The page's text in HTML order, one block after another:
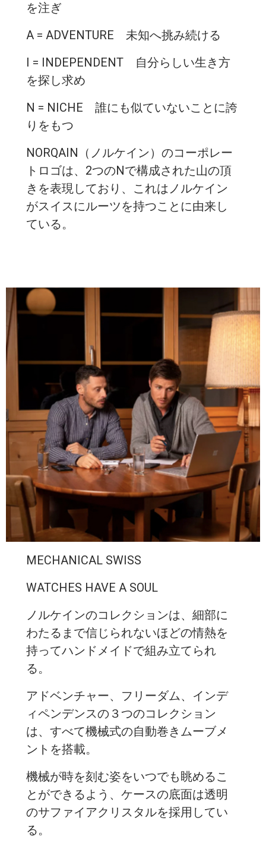
を注ぎ
A = ADVENTURE 未知へ挑み続ける
I = INDEPENDENT 自分らしい生き方
を探し求め
N = NICHE 誰にも似ていないことに誇
りをもつ
NORQAIN（ノルケイン）のコーポレー
トロゴは、2つのNで構成された山の頂
きを表現しており、これはノルケイン
がスイスにルーツを持つことに由来し
ている。
MECHANICAL SWISS
WATCHES HAVE A SOUL
ノルケインのコレクションは、細部に
わたるまで信じられないほどの情熱を
持ってハンドメイドで組み立てられ
る。
アドベンチャー、フリーダム、インデ
ィペンデンスの３つのコレクション
は、すべて機械式の自動巻きムーブメ
ントを搭載。
機械が時を刻む姿をいつでも眺めるこ
とができるよう、ケースの底面は透明
のサファイアクリスタルを採用してい
る。